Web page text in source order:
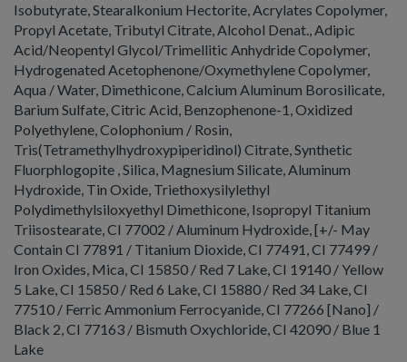
Isobutyrate, Stearalkonium Hectorite, Acrylates Copolymer,
Propyl Acetate, Tributyl Citrate, Alcohol Denat., Adipic
Acid/Neopentyl Glycol/Trimellitic Anhydride Copolymer,
Hydrogenated Acetophenone/Oxymethylene Copolymer,
Aqua / Water, Dimethicone, Calcium Aluminum Borosilicate,
Barium Sulfate, Citric Acid, Benzophenone-1, Oxidized
Polyethylene, Colophonium / Rosin,
Tris(Tetramethylhydroxypiperidinol) Citrate, Synthetic
Fluorphlogopite , Silica, Magnesium Silicate, Aluminum
Hydroxide, Tin Oxide, Triethoxysilylethyl
Polydimethylsiloxyethyl Dimethicone, Isopropyl Titanium
Triisostearate, CI 77002 / Aluminum Hydroxide, [+/- May
Contain CI 77891 / Titanium Dioxide, CI 77491, CI 77499 /
Iron Oxides, Mica, CI 15850 / Red 7 Lake, CI 19140 / Yellow
5 Lake, CI 15850 / Red 6 Lake, CI 15880 / Red 34 Lake, CI
77510 / Ferric Ammonium Ferrocyanide, CI 77266 [Nano] /
Black 2, CI 77163 / Bismuth Oxychloride, CI 42090 / Blue 1
Lake